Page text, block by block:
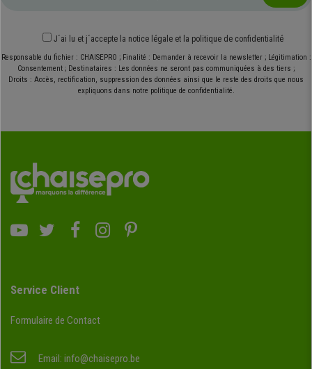
J´ai lu et j´accepte la notice légale et la politique de confidentialité
Responsable du fichier : CHAISEPRO ; Finalité : Demander à recevoir la newsletter ; Légitimation :
Consentement ; Destinataires : Les données ne seront pas communiquées à des tiers ;
Droits : Accès, rectification, suppression des données ainsi que le reste des droits que nous
expliquons dans notre politique de confidentialité.
Service Client
Formulaire de Contact
Email: info@chaisepro.be